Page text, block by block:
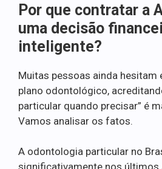
Por que contratar a
uma decisão
inteligente?
Muitas pessoas ainda hesitam
plano odontológico,
particular quando precisar” é
Vamos analisar os fatos.
A odontologia particular no